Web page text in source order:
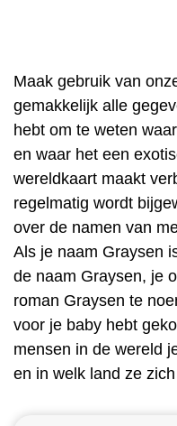
Maak gebruik van
gemakkelijk alle
hebt om te weten
en waar het een
wereldkaart maakt
regelmatig wordt
over de namen van
Als je naam Graysen
de naam Graysen, je
roman Graysen te
voor je baby hebt
mensen in de wereld
en in welk land ze